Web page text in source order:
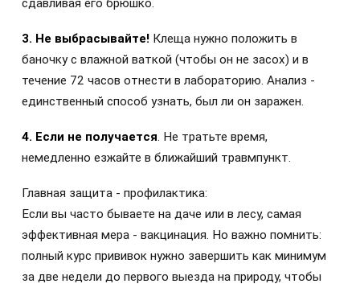
сдавливая его брюшко.
3. Не выбрасывайте! Клеща нужно положить в
баночку с влажной ваткой (чтобы он не засох) и в
течение 72 часов отнести в лабораторию. Анализ -
единственный способ узнать, был ли он заражен.
4. Если не получается. Не тратьте время,
немедленно езжайте в ближайший травмпункт.
Главная защита - профилактика:
Если вы часто бываете на даче или в лесу, самая
эффективная мера - вакцинация. Но важно помнить:
полный курс прививок нужно завершить как минимум
за две недели до первого выезда на природу, чтобы